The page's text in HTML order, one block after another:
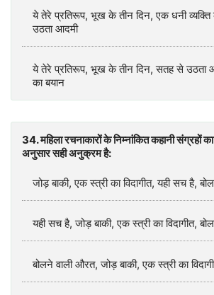
ये तेरे प्रतिरूप, भूख के तीन दिन, एक धनी
उठता आदमी
ये तेरे प्रतिरूप, भूख के तीन दिन, सतह से उठता
का बयान
34. महिला रचनाकारों के निम्नांकित कहानी संग्रहों
अनुसार सही अनुक्रम है:
जोड़ बाकी, एक स्त्री का विदागीत, यही सच है,
यही सच है, जोड़ बाकी, एक स्त्री का विदागीत,
बोलने वाली औरत, जोड़ बाकी, एक स्त्री का